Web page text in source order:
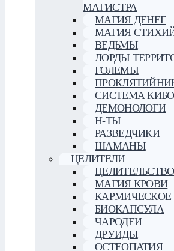
МАГИСТРА
МАГИЯ ДЕНЕГ
МАГИЯ
ВЕДЬМЫ
ЛОРДЫ
ГОЛЕМЫ
СИСТЕМА
ДЕМОНОЛОГИ
Н-ТЫ
РАЗВЕДЧИКИ
ШАМАНЫ
ЦЕЛИТЕЛИ
МАГИЯ КРОВИ
КАРМИЧЕСКОЕ
БИОКАПСУЛА
ЧАРОДЕИ
ДРУИДЫ
ОСТЕОПАТИЯ